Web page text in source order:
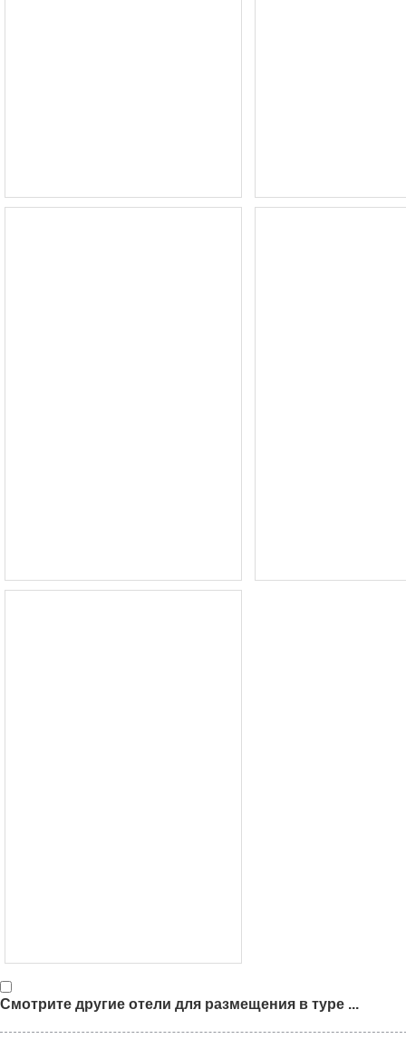
Смотрите другие отели для размещения в туре ...